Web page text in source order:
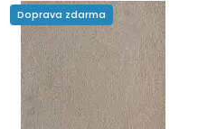
Doprava zdarma